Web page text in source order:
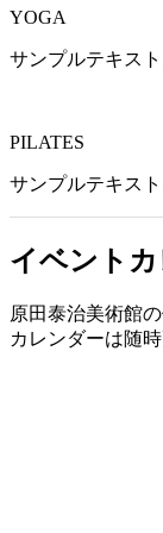
YOGA
サンプルテキス
PILATES
サンプルテキス
イベント
原田泰治美術館
カレンダーは随